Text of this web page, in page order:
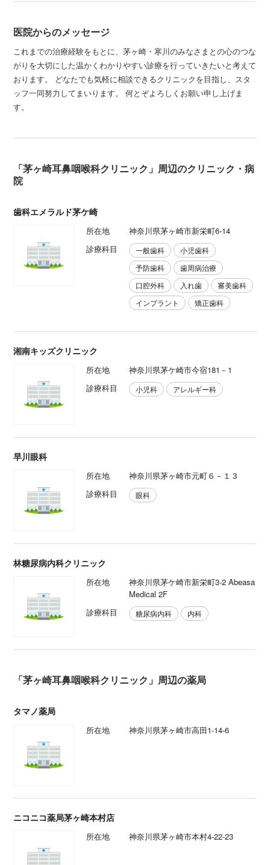
医院からのメッセージ
これまでの治療経験をもとに、茅ヶ崎・寒川のみなさまとの心のつな
がりを大切にした温かくわかりやすい診療を行っていきたいと考えて
おります。 どなたでも気軽に相談できるクリニックを目指し、スタ
ッフ一同努力してまいります。 何とぞよろしくお願い申し上げま
す。
「茅ヶ崎耳鼻咽喉科クリニック」周辺のクリニック・病
院
歯科エメラルド茅ケ崎
所在地
神奈川県茅ヶ崎市新栄町6-14
診療科目
一般歯科
小児歯科
予防歯科
歯周病治療
口腔外科
入れ歯
審美歯科
インプラント
矯正歯科
湘南キッズクリニック
所在地
神奈川県茅ケ崎市今宿181－1
診療科目
小児科 アレルギー科
早川眼科
所在地
神奈川県茅ヶ崎市元町６－１３
診療科目
眼科
林糖尿病内科クリニック
所在地
神奈川県茅ケ崎市新栄町3-2 Abeasa
Medical 2F
診療科目
糖尿病内科 内科
「茅ヶ崎耳鼻咽喉科クリニック」周辺の薬局
タマノ薬局
所在地 神奈川県茅ヶ崎市高田1-14-6
ニコニコ薬局茅ヶ崎本村店
所在地 神奈川県茅ヶ崎市本村4-22-23